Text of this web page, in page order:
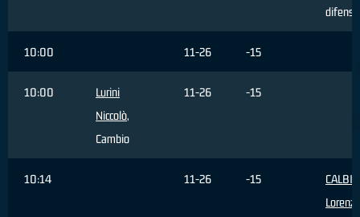
10:00 11-26 -15
10:00
Lurini
Niccolò,
Cambio
11-26 -15
10:14 11-26 -15
Lorenzo